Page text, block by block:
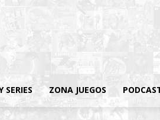
SERIES ZONA JUEGOS